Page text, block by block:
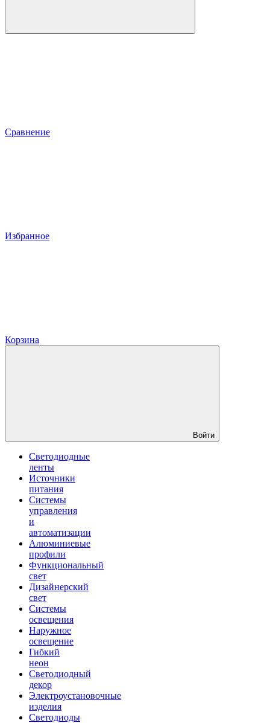
Сравнение
Избранное
Корзина
Войти
Светодиодные
ленты
Источники
питания
Системы
управления
и
автоматизации
Алюминиевые
профили
Функциональный
свет
Дизайнерский
свет
Системы
освещения
Наружное
освещение
Гибкий
неон
Светодиодный
декор
Электроустановочные
изделия
Светодиоды